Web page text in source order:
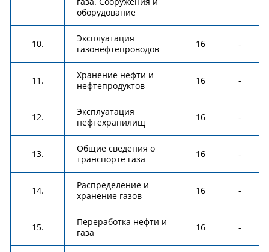
оборудование
10.
Эксплуатация
газонефтепроводов
16 -
11.
Хранение нефти и
нефтепродуктов
16 -
12.
Эксплуатация
нефтехранилищ
16 -
13.
Общие сведения о
транспорте газа
16 -
14.
Распределение и
хранение газов
16 -
15.
Переработка нефти и
газа
16 -